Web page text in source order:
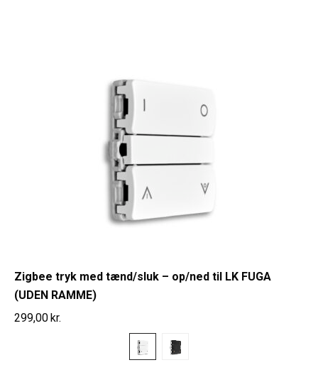
Zigbee tryk med tænd/sluk – op/ned til LK FUGA
(UDEN RAMME)
299,00 kr.